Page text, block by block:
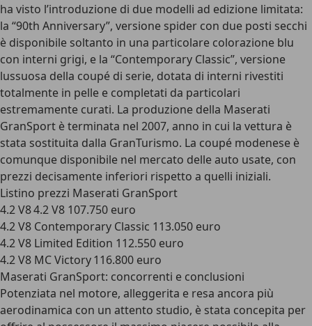
ha visto l’introduzione di due modelli ad edizione limitata:
la “90th Anniversary”, versione spider con due posti secchi
è disponibile soltanto in una particolare colorazione blu
con interni grigi, e la “Contemporary Classic”, versione
lussuosa della coupé di serie, dotata di interni rivestiti
totalmente in pelle e completati da particolari
estremamente curati. La produzione della Maserati
GranSport è terminata nel 2007, anno in cui la vettura è
stata sostituita dalla GranTurismo. La coupé modenese è
comunque disponibile nel mercato delle auto usate, con
prezzi decisamente inferiori rispetto a quelli iniziali.
Listino prezzi Maserati GranSport
4.2 V8 4.2 V8 107.750 euro
4.2 V8 Contemporary Classic 113.050 euro
4.2 V8 Limited Edition 112.550 euro
4.2 V8 MC Victory 116.800 euro
Maserati GranSport: concorrenti e conclusioni
Potenziata nel motore, alleggerita e resa ancora più
aerodinamica con un attento studio, è stata concepita per